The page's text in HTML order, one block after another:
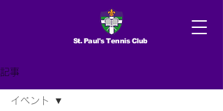
St. Paul's Tennis Club
記事
イベント